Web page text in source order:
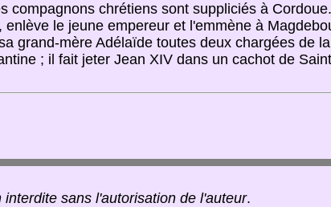
compagnons chrétiens sont suppliciés à
le jeune empereur et l'emmène à
grand-mère Adélaïde toutes deux chargées de
; il fait jeter Jean XIV dans un cachot de
interdite sans l'autorisation de l'auteur.